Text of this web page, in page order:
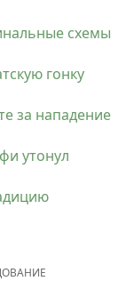
схемы
гонку
за нападение
утонул